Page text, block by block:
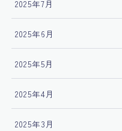
2025年7月
2025年6月
2025年5月
2025年4月
2025年3月